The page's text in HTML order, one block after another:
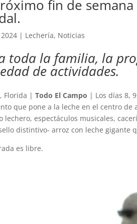
fin de
| Lechería, Noticias
toda la familia, la
de actividades.
Florida |Todo El Campo | Los días 8,
que pone a la leche en el centro
lechero, espectáculos musicales,
distintivo- arroz con leche gigante
es libre.